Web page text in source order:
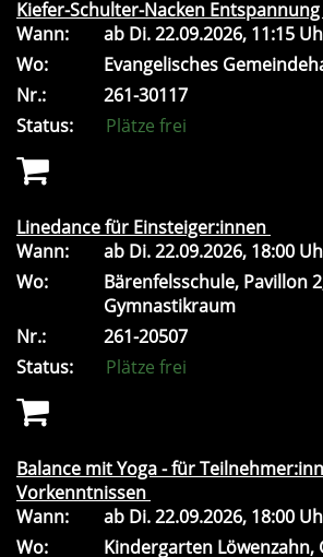
Kiefer-Schulter-Nacken Entspannung
Wann:
ab Di.22.09.2026, 11:15
Wo:
Evangelisches
Nr.:
261-30117
Status:
Plätze frei
Linedance für Einsteiger:innen
Wann:
ab Di.22.09.2026, 18:00
Wo:
Bärenfelsschule, Pavillon
Gymnastikraum
Nr.:
261-20507
Status:
Plätze frei
Balance mit Yoga - für
Vorkenntnissen
Wann:
ab Di.22.09.2026, 18:00
Wo:
Kindergarten Löwenzahn,